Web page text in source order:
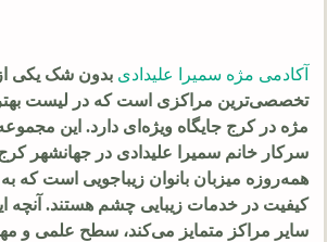
آکادمی مژه سمیرا علیدادی بدون شک یکی
تخصصی‌ترین مراکزی است که در لیست
مژه در کرج جایگاه ویژه‌ای دارد. این
سرکار خانم سمیرا علیدادی در جهانشهر
همه‌روزه میزبان بانوان زیباجویی است که
کیفیت در خدمات زیبایی چشم هستند. آنچه
سایر مراکز متمایز می‌کند، سطح علمی و